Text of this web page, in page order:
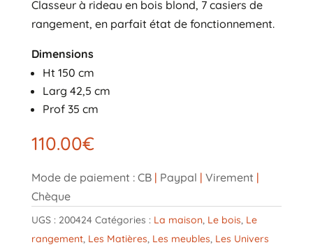
Classeur à rideau en bois blond, 7 casiers de
rangement, en parfait état de fonctionnement.
Dimensions
Ht 150 cm
Larg 42,5 cm
Prof 35 cm
110.00€
Mode de paiement : CB | Paypal | Virement |
Chèque
UGS : 200424 Catégories : La maison, Le bois, Le
rangement, Les Matières, Les meubles, Les Univers